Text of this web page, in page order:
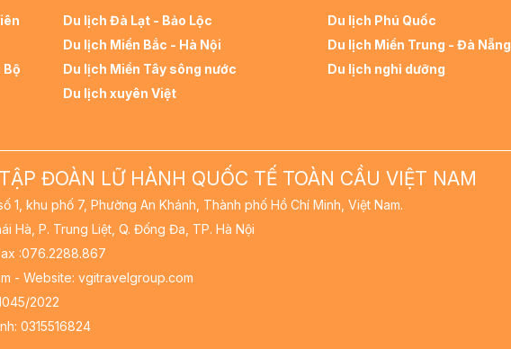
Du lịch Đà Lạt - Bảo Lộc
Du lịch Phú Quốc
Du lịch Miền Bắc - Hà Nội
Du lịch Miền Trung - Đà Nẵng
Bộ
Du lịch Miền Tây sông nước
Du lịch nghỉ dưỡng
Du lịch xuyên Việt
ĐOÀN LỮ HÀNH QUỐC TẾ TOÀN CẦU VIỆT NAM
1, khu phố 7, Phường An Khánh, Thành phố Hồ Chí Minh, Việt Nam.
Hà, P. Trung Liệt, Q. Đống Đa, TP. Hà Nội
:076.2288.867
- Website: vgitravelgroup.com
2022
0315516824